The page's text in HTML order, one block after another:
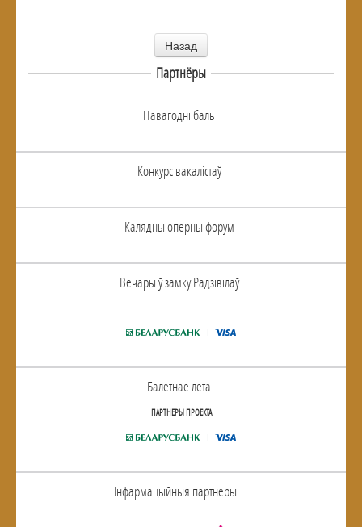
Назад
Партнёры
Навагоднi баль
Конкурс вакалiстаў
Калядны оперны форум
Вечары ў замку Радзiвiлаў
Балетнае лета
ПАРТНЕРЫ ПРОЕКТА
Інфармацыйныя партнёры